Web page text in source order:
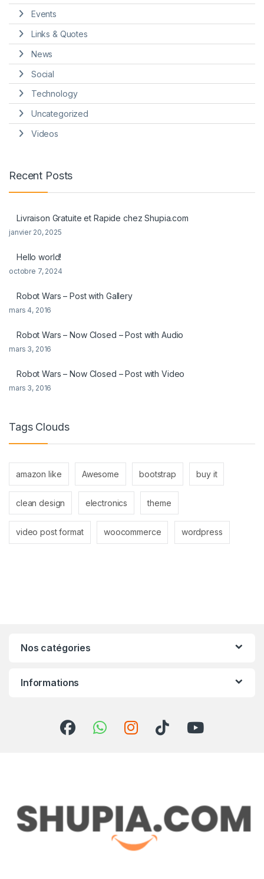
Events
Links & Quotes
News
Social
Technology
Uncategorized
Videos
Recent Posts
Livraison Gratuite et Rapide chez Shupia.com
janvier 20, 2025
Hello world!
octobre 7, 2024
Robot Wars – Post with Gallery
mars 4, 2016
Robot Wars – Now Closed – Post with Audio
mars 3, 2016
Robot Wars – Now Closed – Post with Video
mars 3, 2016
Tags Clouds
amazon like Awesome bootstrap buy it
clean design electronics theme
video post format woocommerce wordpress
Nos catégories
Informations